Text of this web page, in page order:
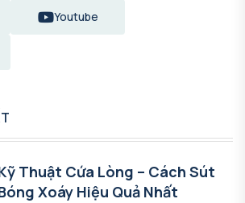
Youtube
Thuật Cứa Lòng – Cách Sút
Xoáy Hiệu Quả Nhất